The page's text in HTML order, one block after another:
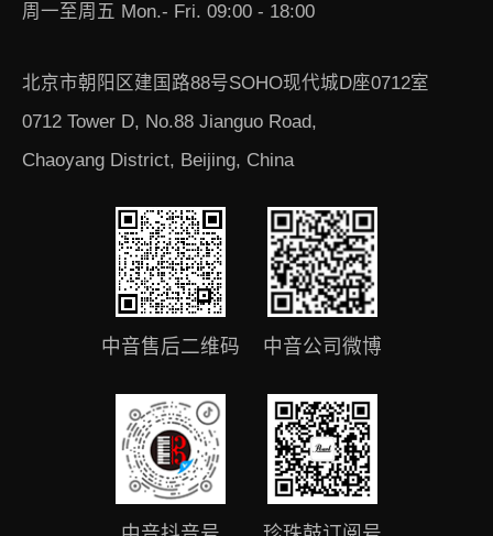
周一至周五 Mon.- Fri. 09:00 - 18:00
北京市朝阳区建国路88号SOHO现代城D座0712室
0712 Tower D, No.88 Jianguo Road,
Chaoyang District, Beijing, China
中音售后二维码 中音公司微博